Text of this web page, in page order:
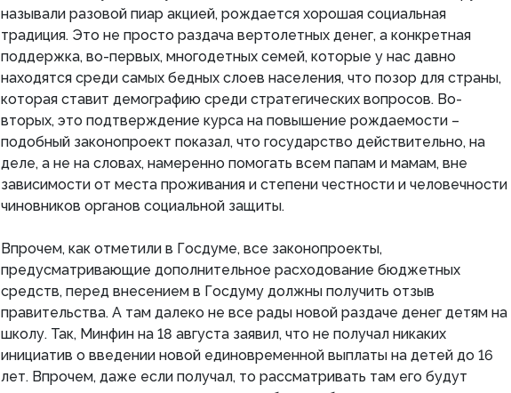
называли разовой пиар акцией, рождается хорошая социальная
традиция. Это не просто раздача вертолетных денег, а конкретная
поддержка, во-первых, многодетных семей, которые у нас давно
находятся среди самых бедных слоев населения, что позор для страны,
которая ставит демографию среди стратегических вопросов. Во-
вторых, это подтверждение курса на повышение рождаемости –
подобный законопроект показал, что государство действительно, на
деле, а не на словах, намеренно помогать всем папам и мамам, вне
зависимости от места проживания и степени честности и человечности
чиновников органов социальной защиты.
Впрочем, как отметили в Госдуме, все законопроекты,
предусматривающие дополнительное расходование бюджетных
средств, перед внесением в Госдуму должны получить отзыв
правительства. А там далеко не все рады новой раздаче денег детям на
школу. Так, Минфин на 18 августа заявил, что не получал никаких
инициатив о введении новой единовременной выплаты на детей до 16
лет. Впрочем, даже если получал, то рассматривать там его будут